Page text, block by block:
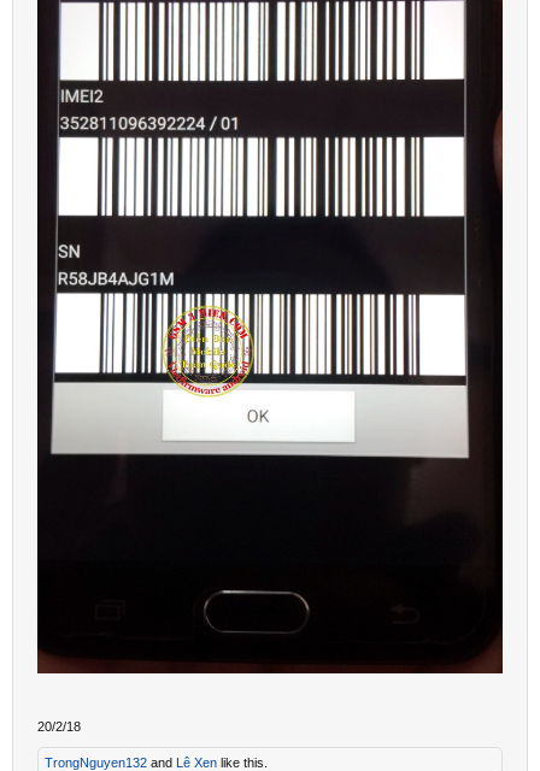
20/2/18
TrongNguyen132 and Lê Xen like this.